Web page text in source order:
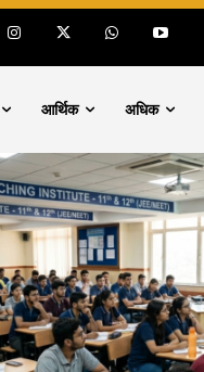
आर्थिक अधिक